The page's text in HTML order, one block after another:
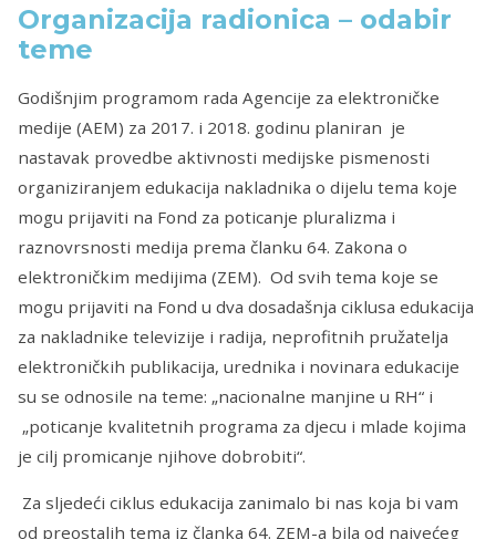
Organizacija radionica – odabir
teme
Godišnjim programom rada Agencije za elektroničke
medije (AEM) za 2017. i 2018. godinu planiran je
nastavak provedbe aktivnosti medijske pismenosti
organiziranjem edukacija nakladnika o dijelu tema koje
mogu prijaviti na Fond za poticanje pluralizma i
raznovrsnosti medija prema članku 64. Zakona o
elektroničkim medijima (ZEM). Od svih tema koje se
mogu prijaviti na Fond u dva dosadašnja ciklusa edukacija
za nakladnike televizije i radija, neprofitnih pružatelja
elektroničkih publikacija, urednika i novinara edukacije
su se odnosile na teme: „nacionalne manjine u RH“ i
„poticanje kvalitetnih programa za djecu i mlade kojima
je cilj promicanje njihove dobrobiti“.
Za sljedeći ciklus edukacija zanimalo bi nas koja bi vam
od preostalih tema iz članka 64. ZEM-a bila od najvećeg